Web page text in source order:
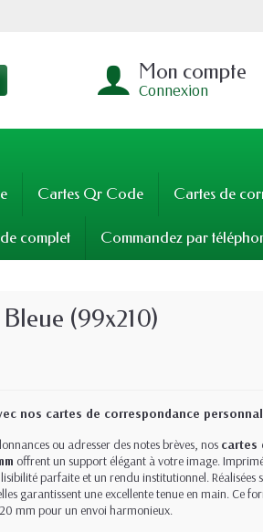
Mon compte
Connexion
Cartes Qr Code Cartes de
complet Commandez par
(99x210)
nos cartes de correspondance
ou adresser des notes brèves, nos cartes
offrent un support élégant à votre image.
parfaite et un rendu institutionnel. Réalisées
garantissent une excellente tenue en main. Ce
mm pour un envoi harmonieux.